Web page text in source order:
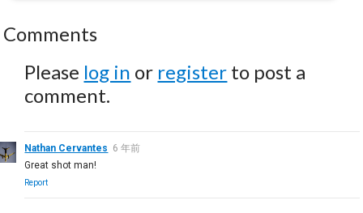
Comments
Please log in or register to post a
comment.
Nathan Cervantes 6 年前
Great shot man!
Report